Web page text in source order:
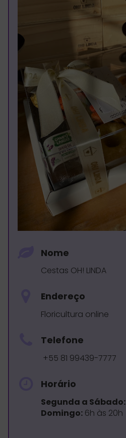
Nome
Cestas OH! LINDA
Endereço
Floricultura online
Telefone
+55 81 99439-7777
Horário
Segunda a Sábado:
Domingo: 6h às 20h